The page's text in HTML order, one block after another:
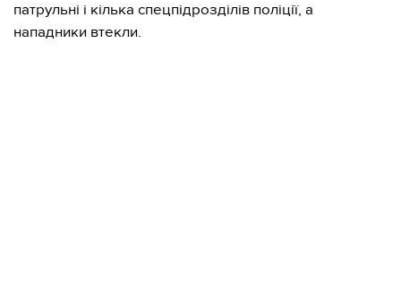
патрульні і кілька спецпідрозділів поліції, а
нападники втекли.